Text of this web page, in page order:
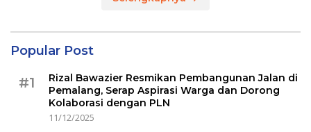
Popular Post
#1
Rizal Bawazier Resmikan Pembangunan Jalan di
Pemalang, Serap Aspirasi Warga dan Dorong
Kolaborasi dengan PLN
11/12/2025